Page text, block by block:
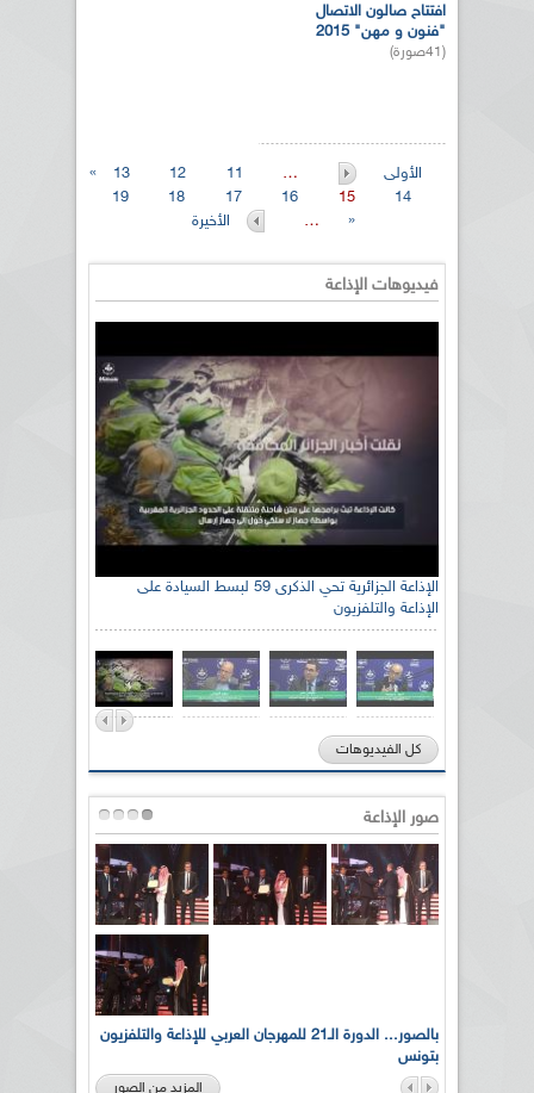
افتتاح صالون الاتصال
"فنون و مهن" 2015
(41صورة)
« الأولى …
11
12
13
14
15
16
17
18
19
…
الأخيرة »
فيديوهات الإذاعة
الإذاعة الجزائرية تحي الذكرى 59 لبسط السيادة على
الإذاعة والتلفزيون
رئيس اللجنة الوطنية الجزائرية للتضامن مع الشعب
الصحراوي السيد سعيد العياشي
كل الفيديوهات
صور الإذاعة
بالصور... الدورة الـ21 للمهرجان العربي للإذاعة والتلفزيون
بتونس
المزيد من الصور